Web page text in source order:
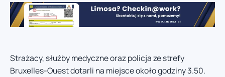
Strażacy, służby medyczne oraz policja ze strefy
Bruxelles-Ouest dotarli na miejsce około godziny 3.50.